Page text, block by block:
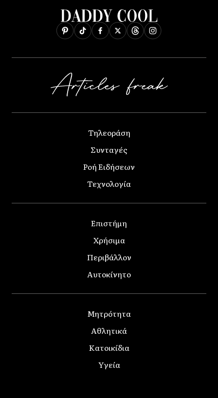
Τηλεοράση
Συνταγές
Ροή Ειδήσεων
Τεχνολογία
Επιστήμη
Χρήσιμα
Περιβάλλον
Αυτοκίνητο
Μητρότητα
Αθλητικά
Κατοικίδια
Υγεία